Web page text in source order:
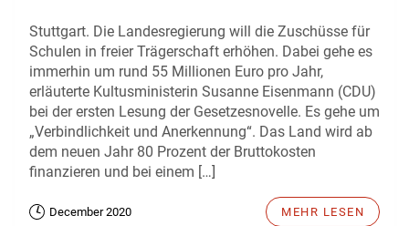
Stuttgart. Die Landesregierung will die Zuschüsse für
Schulen in freier Trägerschaft erhöhen. Dabei gehe es
immerhin um rund 55 Millionen Euro pro Jahr,
erläuterte Kultusministerin Susanne Eisenmann (CDU)
bei der ersten Lesung der Gesetzesnovelle. Es gehe um
„Verbindlichkeit und Anerkennung“. Das Land wird ab
dem neuen Jahr 80 Prozent der Bruttokosten
finanzieren und bei einem […]
December 2020 MEHR LESEN